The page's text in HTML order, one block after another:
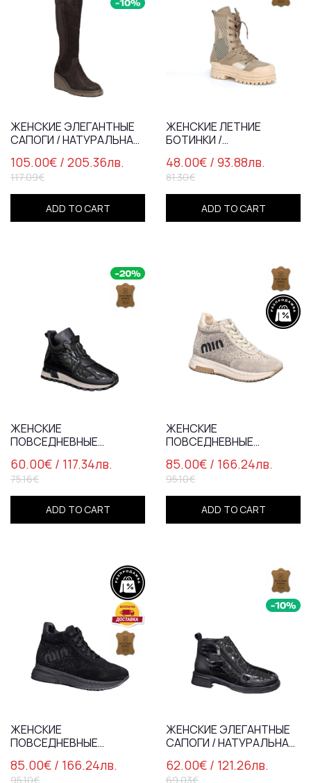
105.00€ / 205.36лв.
117.09€
ЖЕНСКИЕ ЭЛЕГАНТНЫЕ
САПОГИ / НАТУРАЛЬНАЯ
КОРИЧНЕВЫЕ / 712-078
ADD TO CART
48.00€ / 93.88лв.
81.30€
ЖЕНСКИЕ ЛЕТНИЕ
БОТИНКИ /
БЕЖЕВОГО /73129
ADD TO CART
60.00€ / 117.34лв.
75.16€
ЖЕНСКИЕ
ПОВСЕДНЕВНЫЕ
НАТУРАЛЬНАЯ КОЖА /
ЧЕРНЫЕ / 724
ADD TO CART
85.00€ / 166.24лв.
95.10€
ЖЕНСКИЕ
ПОВСЕДНЕВНЫЕ
НАТУРАЛЬНАЯ КОЖА /
БЕЖЕВЫЙ / 718-68
ADD TO CART
85.00€ / 166.24лв.
95.10€
ЖЕНСКИЕ
ПОВСЕДНЕВНЫЕ
НАТУРАЛЬНАЯ КОЖА /
62.00€ / 121.26лв.
69.03€
ЖЕНСКИЕ ЭЛЕГАНТНЫЕ
САПОГИ / НАТУРАЛЬНАЯ